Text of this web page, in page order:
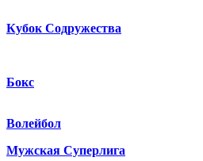
Кубок Содружества
Бокс
Волейбол
Мужская Суперлига